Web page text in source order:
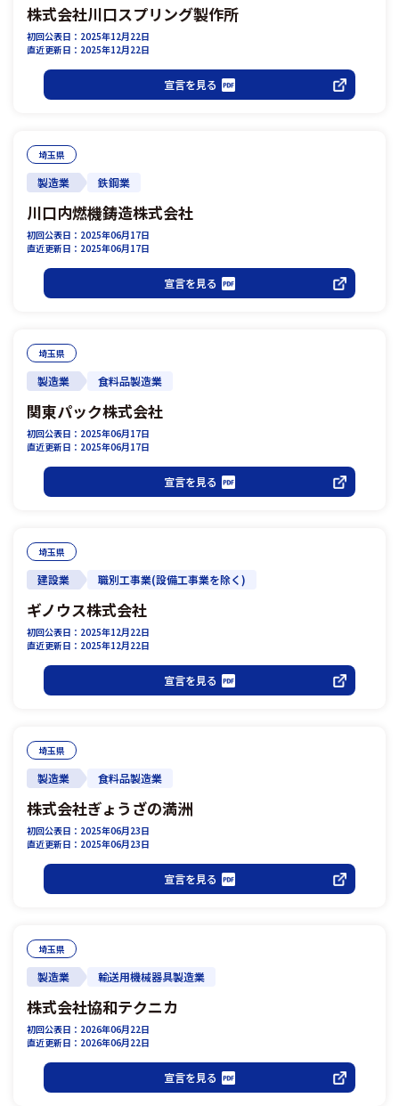
株式会社川口スプリング製作所
初回公表日：2025年12月22日
直近更新日：2025年12月22日
宣言を見る
埼玉県
製造業 鉄鋼業
川口内燃機鋳造株式会社
初回公表日：2025年06月17日
直近更新日：2025年06月17日
宣言を見る
埼玉県
製造業 食料品製造業
関東パック株式会社
初回公表日：2025年06月17日
直近更新日：2025年06月17日
宣言を見る
埼玉県
建設業 職別工事業(設備工事業を除く)
ギノウス株式会社
初回公表日：2025年12月22日
直近更新日：2025年12月22日
宣言を見る
埼玉県
製造業 食料品製造業
株式会社ぎょうざの満洲
初回公表日：2025年06月23日
直近更新日：2025年06月23日
宣言を見る
埼玉県
製造業 輸送用機械器具製造業
株式会社協和テクニカ
初回公表日：2026年06月22日
直近更新日：2026年06月22日
宣言を見る